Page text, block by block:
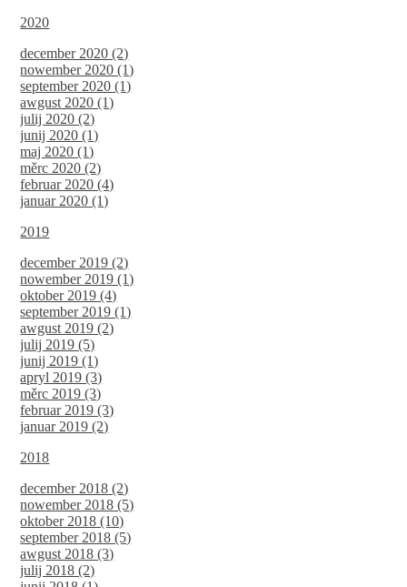
2020
december 2020 (2)
nowember 2020 (1)
september 2020 (1)
awgust 2020 (1)
julij 2020 (2)
junij 2020 (1)
maj 2020 (1)
měrc 2020 (2)
februar 2020 (4)
januar 2020 (1)
2019
december 2019 (2)
nowember 2019 (1)
oktober 2019 (4)
september 2019 (1)
awgust 2019 (2)
julij 2019 (5)
junij 2019 (1)
apryl 2019 (3)
měrc 2019 (3)
februar 2019 (3)
januar 2019 (2)
2018
december 2018 (2)
nowember 2018 (5)
oktober 2018 (10)
september 2018 (5)
awgust 2018 (3)
julij 2018 (2)